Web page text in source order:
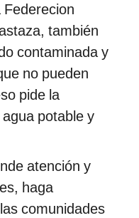
Federecion
también
contaminada y
no pueden
pide la
potable y
atención y
haga
comunidades